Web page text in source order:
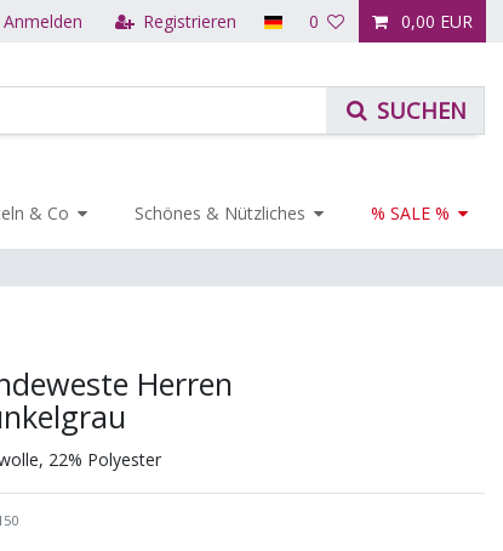
Anmelden Registrieren 0 0,00 EUR
& Co Schönes & Nützliches % SALE %
Herren
22% Polyester